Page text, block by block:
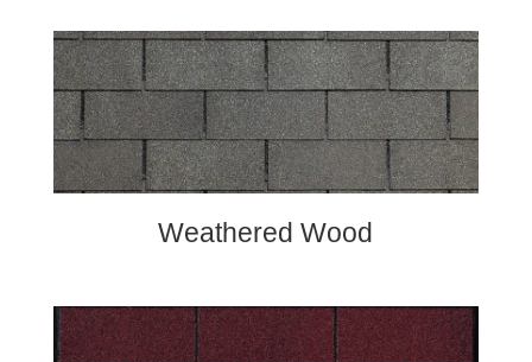
Weathered Wood